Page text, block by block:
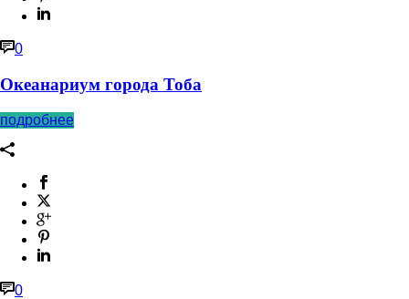
0
Океанариум города Тоба
подробнее
0